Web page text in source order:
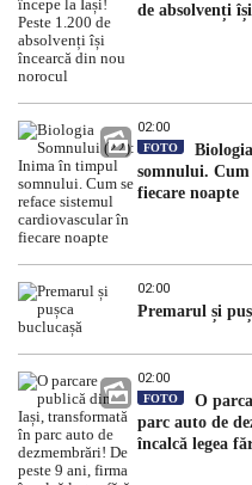
de absolvenți
02:00
FOTO
somnului. Cum
fiecare noapte
02:00
Premarul și
02:00
FOTO
O
parc auto de
încalcă legea